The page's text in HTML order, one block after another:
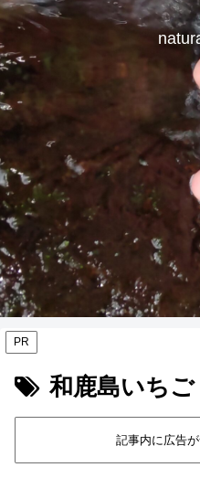
PR
和鹿島いちご
記事内に広告が